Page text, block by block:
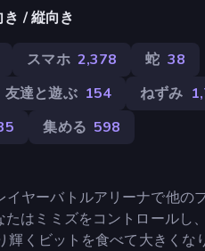
き / 縦向き
スマホ 2,378 蛇 38
友達と遊ぶ 154 ねずみ
集める 598
イヤーバトルアリーナで他の
はミミズをコントロールし
くビットを食べて大きくな